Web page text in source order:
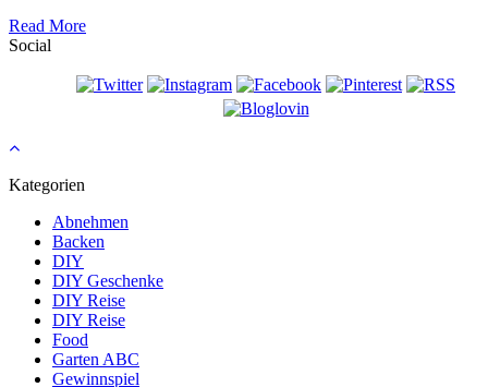
Read More
Social
Kategorien
Abnehmen
Backen
DIY
DIY Geschenke
DIY Reise
DIY Reise
Food
Garten ABC
Gewinnspiel